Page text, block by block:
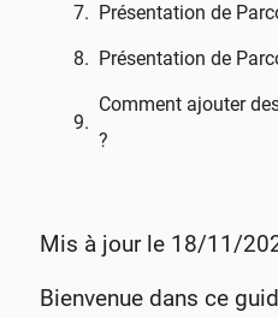
Présentation de
Présentation de
Comment ajouter
?
Mis à jour le 18/11/
Bienvenue dans ce